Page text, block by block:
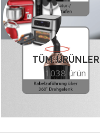
TÜM ÜRÜNLER
1038 ürün